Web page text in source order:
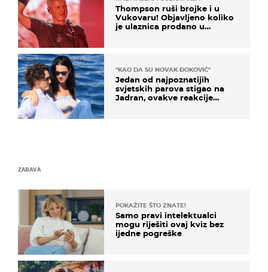
Thompson ruši brojke i u
Vukovaru! Objavljeno koliko
je ulaznica prodano u
"KAO DA SU NOVAK ĐOKOVIĆ"
Jedan od najpoznatijih
svjetskih parova stigao na
Jadran, ovakve reakcije
ZABAVA
POKAŽITE ŠTO ZNATE!
Samo pravi intelektualci
mogu riješiti ovaj kviz bez
ijedne pogreške